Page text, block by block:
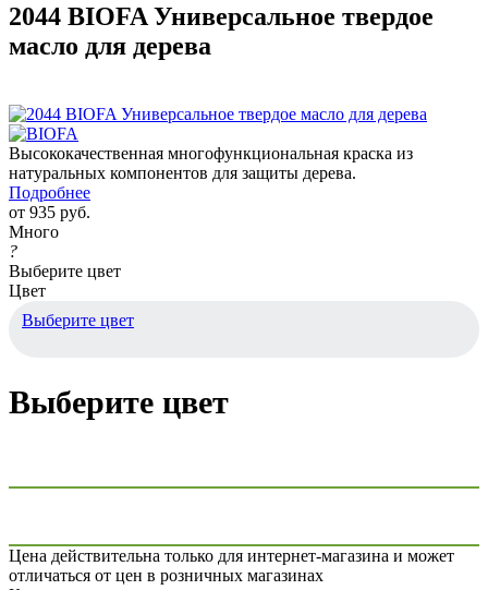
2044 BIOFA Универсальное твердое
масло для дерева
Высококачественная многофункциональная краска из
натуральных компонентов для защиты дерева.
Подробнее
от 935 руб.
Много
?
Выберите цвет
Цвет
Выберите цвет
Выберите цвет
Цена действительна только для интернет-магазина и может
отличаться от цен в розничных магазинах